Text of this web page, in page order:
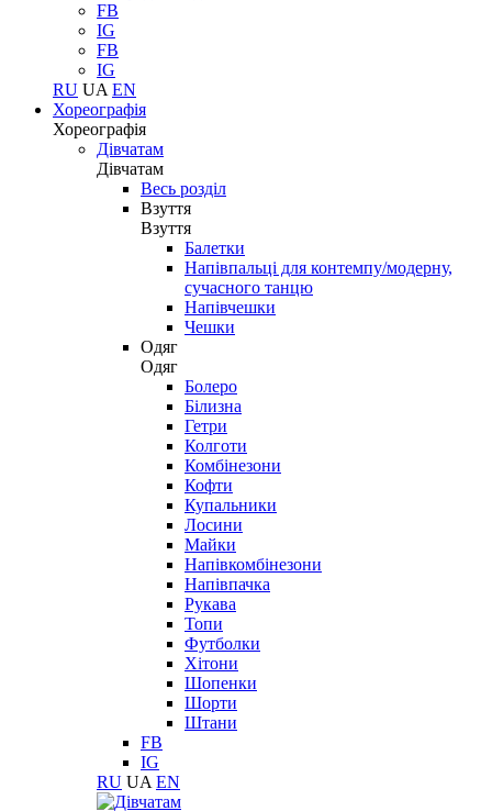
FB
IG
FB
IG
RU UA EN
Хореографія
Хореографія
Дівчатам
Дівчатам
Весь розділ
Взуття
Взуття
Балетки
Напівпальці для контемпу/модерну,
сучасного танцю
Напівчешки
Чешки
Одяг
Одяг
Болеро
Білизна
Гетри
Колготи
Комбінезони
Кофти
Купальники
Лосини
Майки
Напівкомбінезони
Напівпачка
Рукава
Топи
Футболки
Хітони
Шопенки
Шорти
Штани
FB
IG
RU UA EN